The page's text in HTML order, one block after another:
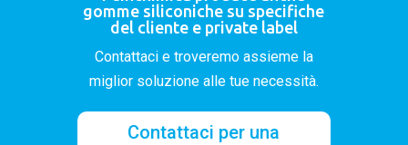
gomme siliconiche su specifiche
del cliente e private label
Contattaci e troveremo assieme la
miglior soluzione alle tue necessità.
Contattaci per una